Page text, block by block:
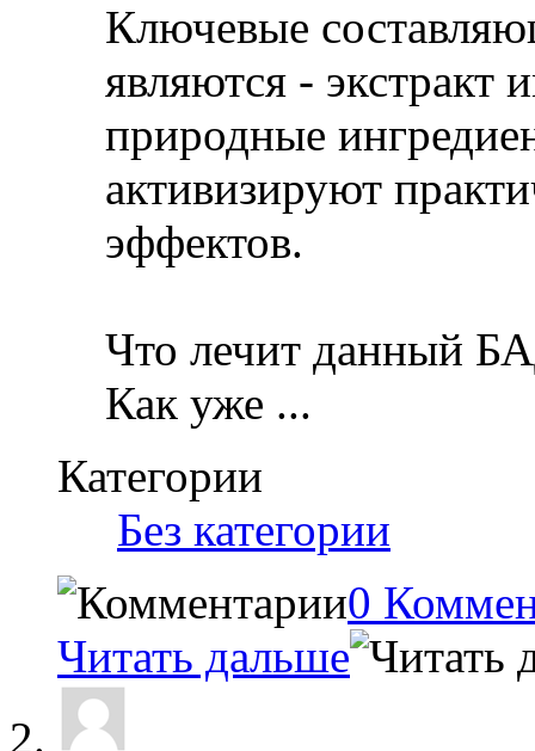
Ключевые
являются - экстракт
природные
активизируют
эффектов.
Что лечит данный
Как уже ...
Категории
Без категории
0
Читать дальше